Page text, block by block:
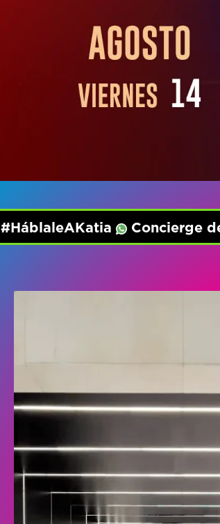
#HáblaleAKatia Concierge